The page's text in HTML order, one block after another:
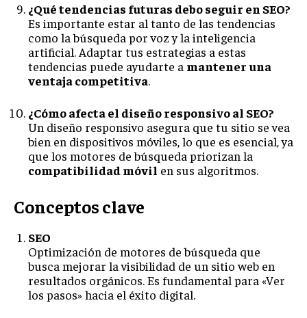
¿Qué tendencias futuras debo seguir en SEO?
Es importante estar al tanto de las tendencias
como la búsqueda por voz y la inteligencia
artificial. Adaptar tus estrategias a estas
tendencias puede ayudarte a mantener una
ventaja competitiva.
¿Cómo afecta el diseño responsivo al SEO?
Un diseño responsivo asegura que tu sitio se vea
bien en dispositivos móviles, lo que es esencial, ya
que los motores de búsqueda priorizan la
compatibilidad móvil en sus algoritmos.
Conceptos clave
SEO
Optimización de motores de búsqueda que
busca mejorar la visibilidad de un sitio web en
resultados orgánicos. Es fundamental para «Ver
los pasos» hacia el éxito digital.